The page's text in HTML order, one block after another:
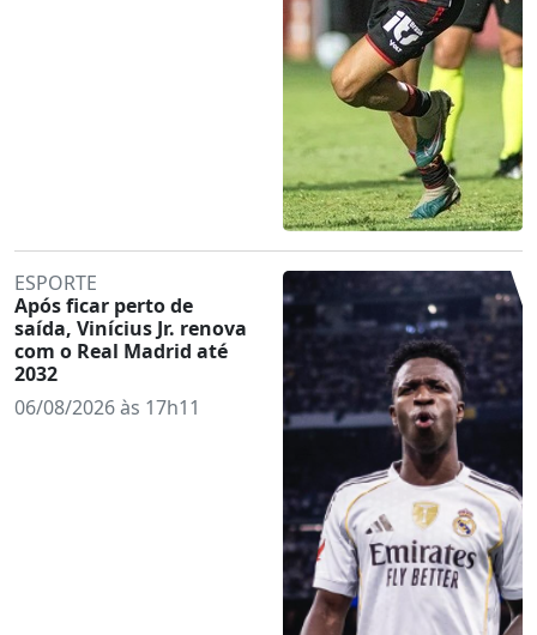
ESPORTE
Após ficar perto de
saída, Vinícius Jr. renova
com o Real Madrid até
2032
06/08/2026 às 17h11